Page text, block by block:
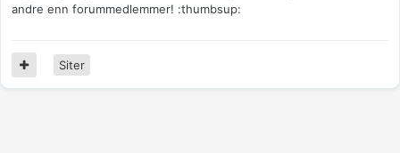
andre enn forummedlemmer! :thumbsup:
Siter